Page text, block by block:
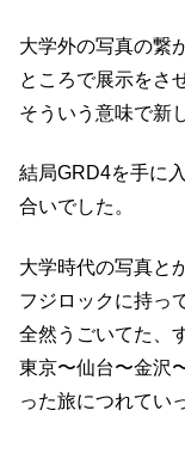
大学外の写真の繋
ところで展示をさ
そういう意味で新
結局GRD4を手に
合いでした。
大学時代の写真と
フジロックに持っ
全然うごいてた、
東京〜仙台〜金沢
った旅につれてい